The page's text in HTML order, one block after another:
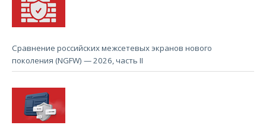
Сравнение российских межсетевых экранов нового
поколения (NGFW) — 2026, часть II